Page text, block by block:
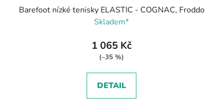
Barefoot nízké tenisky ELASTIC - COGNAC, Froddo
Skladem*
1 065 Kč
(–35 %)
DETAIL